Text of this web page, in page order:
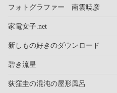
フォトグラファー 南雲暁彦
家電女子.net
新しもの好きのダウンロード
碧き流星
荻窪圭の混沌の屋形風呂